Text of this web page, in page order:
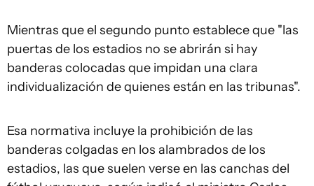
Mientras que el segundo punto establece que "las
puertas de los estadios no se abrirán si hay
banderas colocadas que impidan una clara
individualización de quienes están en las tribunas".
Esa normativa incluye la prohibición de las
banderas colgadas en los alambrados de los
estadios, las que suelen verse en las canchas del